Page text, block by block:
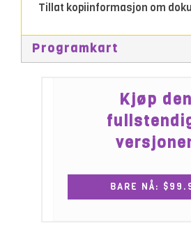
Tillat kopiinformasjon om
Programkart
Kjøp den
BARE NÅ: